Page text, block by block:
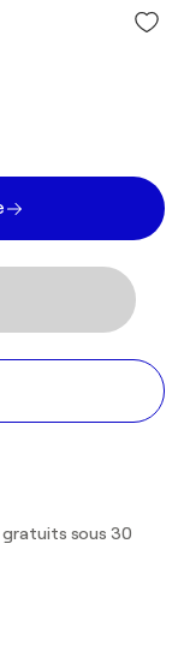
gratuits sous 30